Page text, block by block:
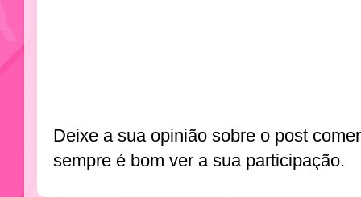
Deixe a sua opinião sobre o post
sempre é bom ver a sua participação.